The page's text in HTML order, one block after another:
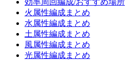
効率周回編成/おすすめ場所
火属性編成まとめ
水属性編成まとめ
土属性編成まとめ
風属性編成まとめ
光属性編成まとめ